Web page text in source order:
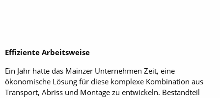
Effiziente Arbeitsweise
Ein Jahr hatte das Mainzer Unternehmen Zeit, eine
ökonomische Lösung für diese komplexe Kombination aus
Transport, Abriss und Montage zu entwickeln. Bestandteil